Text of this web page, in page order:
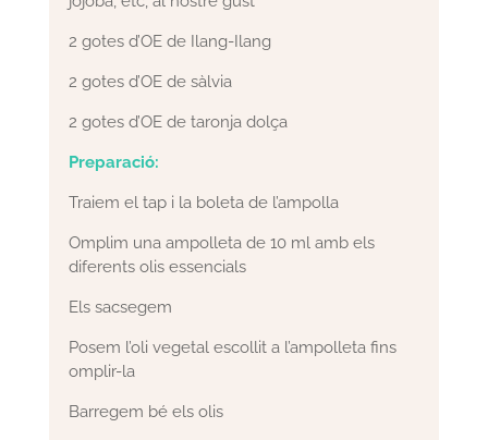
2 gotes d’OE de Ilang-Ilang
2 gotes d’OE de sàlvia
2 gotes d’OE de taronja dolça
Preparació:
Traiem el tap i la boleta de l’ampolla
Omplim una ampolleta de 10 ml amb els
diferents olis essencials
Els sacsegem
Posem l’oli vegetal escollit a l’ampolleta fins
omplir-la
Barregem bé els olis